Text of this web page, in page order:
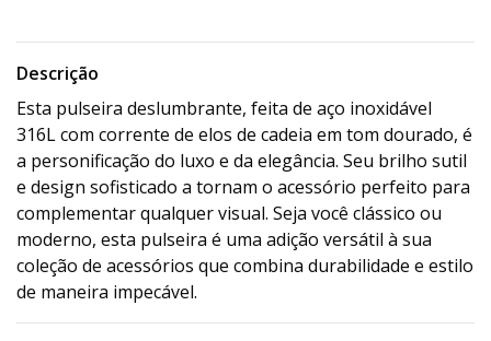
Descrição
Esta pulseira deslumbrante, feita de aço inoxidável
316L com corrente de elos de cadeia em tom dourado, é
a personificação do luxo e da elegância. Seu brilho sutil
e design sofisticado a tornam o acessório perfeito para
complementar qualquer visual. Seja você clássico ou
moderno, esta pulseira é uma adição versátil à sua
coleção de acessórios que combina durabilidade e estilo
de maneira impecável.